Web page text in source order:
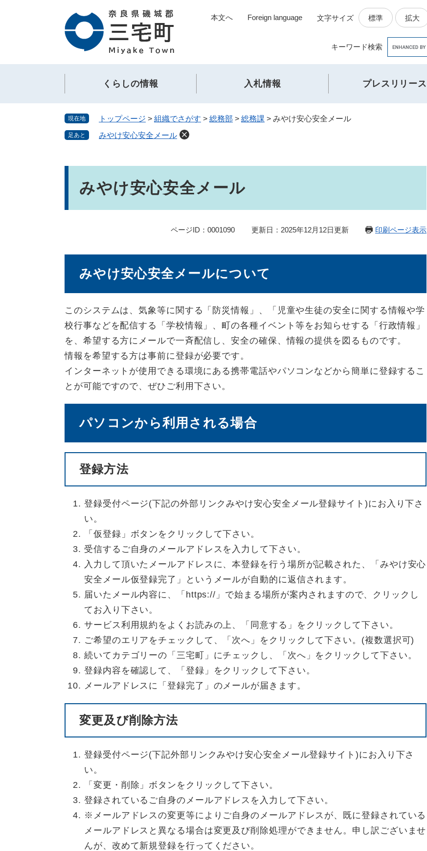
頭
飛
本文へ Foreign language 文字サイズ 標準 拡大
くらしの情報 入札情報 プレスリリース
キーワード検索
Google
カ
ス
タ
ム
検
現在地 トップページ > 組織でさがす > 総務部 > 総務課 > みやけ安心安全メール
足あと みやけ安心安全メール
みやけ安心安全メール
ページID：0001090 更新日：2025年12月12日更新 印刷ページ表示
みやけ安心安全メールについて
このシステムは、気象等に関する「防災情報」、「児童や生徒の安全に関する情報や学
校行事などを配信する「学校情報」、町の各種イベント等をお知らせする「行政情報」
を、希望する方にメールで一斉配信し、安全の確保、情報の提供を図るものです。
情報を希望する方は事前に登録が必要です。
インターネットが使用できる環境にある携帯電話やパソコンなどから簡単に登録するこ
とが可能ですので、ぜひご利用下さい。
パソコンから利用される場合
登録方法
登録受付ページ(下記の外部リンクみやけ安心安全メール登録サイト)にお入り下さ
い。
「仮登録」ボタンをクリックして下さい。
受信するご自身のメールアドレスを入力して下さい。
入力して頂いたメールアドレスに、本登録を行う場所が記載された、「みやけ安心
安全メール仮登録完了」というメールが自動的に返信されます。
届いたメール内容に、「https://」で始まる場所が案内されますので、クリックし
てお入り下さい。
サービス利用規約をよくお読みの上、「同意する」をクリックして下さい。
ご希望のエリアをチェックして、「次へ」をクリックして下さい。(複数選択可)
続いてカテゴリーの「三宅町」にチェックし、「次へ」をクリックして下さい。
登録内容を確認して、「登録」をクリックして下さい。
メールアドレスに「登録完了」のメールが届きます。
変更及び削除方法
登録受付ページ(下記外部リンクみやけ安心安全メール登録サイト)にお入り下さ
い。
「変更・削除」ボタンをクリックして下さい。
登録されているご自身のメールアドレスを入力して下さい。
※メールアドレスの変更等によりご自身のメールアドレスが、既に登録されている
メールアドレスと異なる場合は変更及び削除処理ができません。申し訳ございませ
んが、改めて新規登録を行ってください。